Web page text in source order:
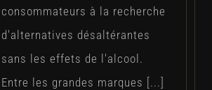
consommateurs à la recherche
d'alternatives désaltérantes
sans les effets de l'alcool.
Entre les grandes marques [...]